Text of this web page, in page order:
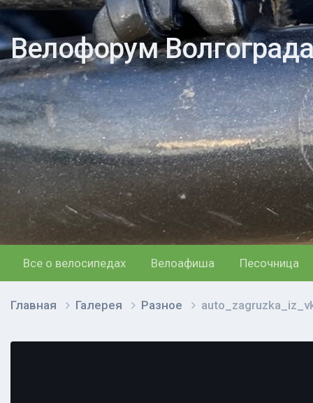
Велофорум Волгограда
Все о велосипедах Велоафиша Песочница
Главная Галерея Разное